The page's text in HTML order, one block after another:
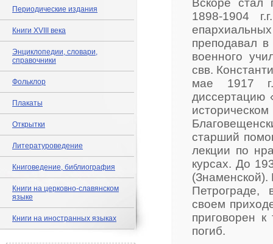
Периодические издания
Книги XVIII века
Энциклопедии, словари,
справочники
Фольклор
Плакаты
Открытки
Литературоведение
Книговедение, библиография
Книги на церковно-славянском
языке
Книги на иностранных языках
Вскоре стал
1898-1904
преподавал в
военного
свв.
мае 1917 г.
диссертацию
старший
лекции по
курсах. До
Петрограде,
своем
приговорен к
погиб.